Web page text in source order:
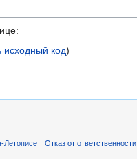
исходный код)
Летописе Отказ от ответственности